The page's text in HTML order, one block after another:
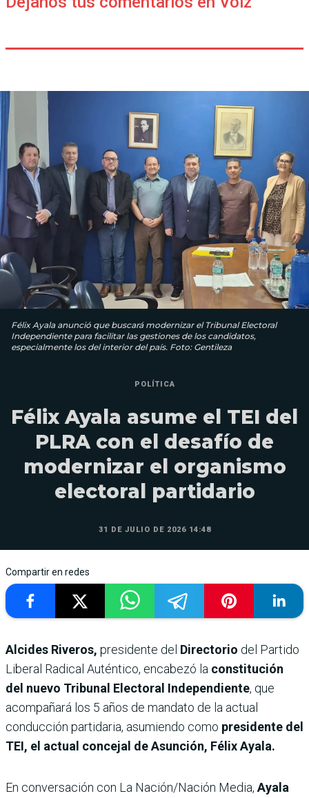
Félix Ayala anunció que buscará modernizar el Tribunal Electoral
Independiente para facilitar las gestiones de los candidatos,
especialmente los del interior del país. Foto: Gentileza
POLÍTICA
Félix Ayala asume el TEI del
PLRA con el desafío de
modernizar el organismo
electoral partidario
31 DE JULIO DE 2026 14:48
Compartir en redes
Alcides Riveros, presidente del Directorio del Partido
Liberal Radical Auténtico, encabezó la constitución
del nuevo Tribunal Electoral Independiente, que
acompañará los 5 años de mandato de la actual
conducción partidaria, asumiendo como presidente del
TEI, el actual concejal de Asunción, Félix Ayala.
En conversación con La Nación/Nación Media, Ayala